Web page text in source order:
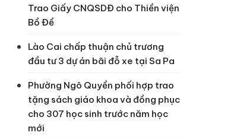
Trao Giấy CNQSDĐ cho Thiền viện
Bồ Đề
Lào Cai chấp thuận chủ trương
đầu tư 3 dự án bãi đỗ xe tại Sa Pa
Phường Ngô Quyền phối hợp trao
tặng sách giáo khoa và đồng phục
cho 307 học sinh trước năm học
mới